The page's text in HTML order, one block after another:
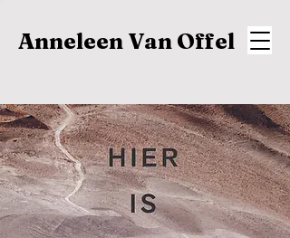
Anneleen Van Offel